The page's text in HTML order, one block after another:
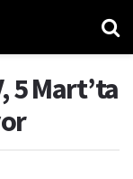
5 Mart’ta